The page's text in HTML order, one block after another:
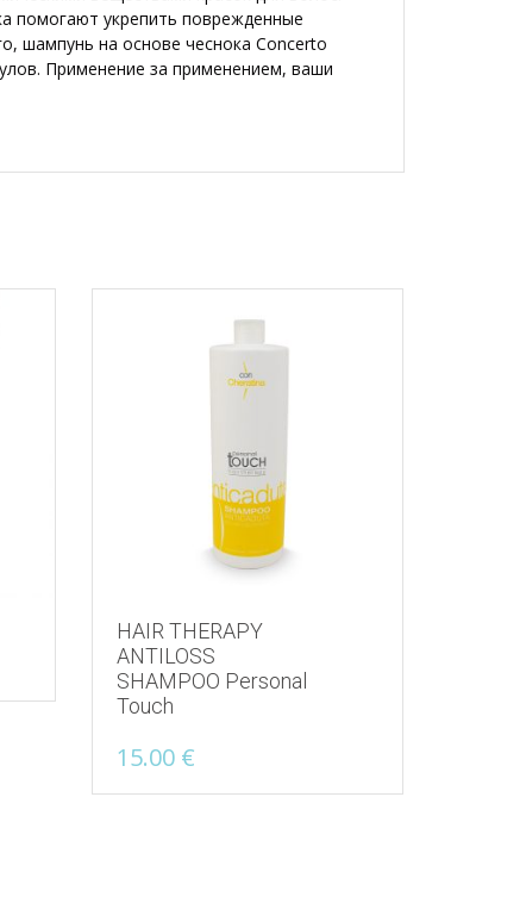
помогают укрепить поврежденные
шампунь на основе чеснока Concerto
Применение за применением, ваши
HAIR THERAPY
ANTILOSS
SHAMPOO Personal
Touch
15.00 €